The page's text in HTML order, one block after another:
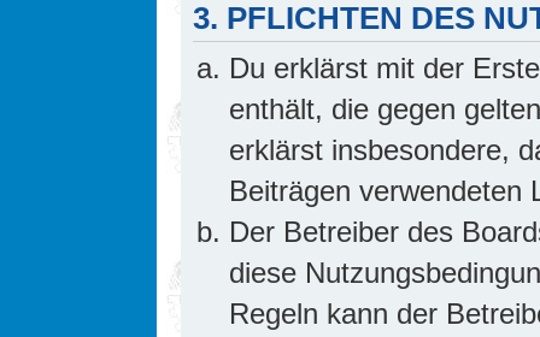
3. PFLICHTEN DES
Du erklärst mit der
enthält, die gegen
erklärst insbesondere,
Beiträgen verwendeten
Der Betreiber des
diese
Regeln kann der